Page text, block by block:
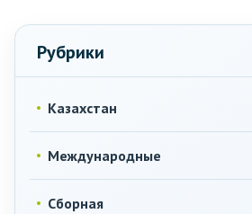
Рубрики
Казахстан
Международные
Сборная